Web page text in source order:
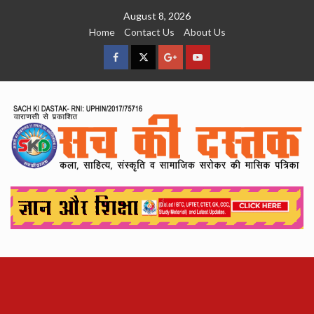
August 8, 2026
Home
Contact Us About Us
facebookTwitterGoogleYouTube